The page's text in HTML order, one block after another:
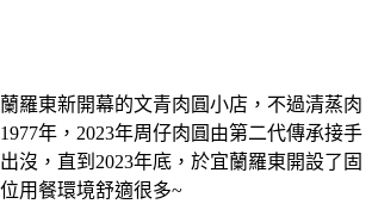
羅東新開幕的文青肉圓小店，不過清蒸肉
年，2023年周仔肉圓由第二代傳承接手
沒，直到2023年底，於宜蘭羅東開設了固
用餐環境舒適很多~